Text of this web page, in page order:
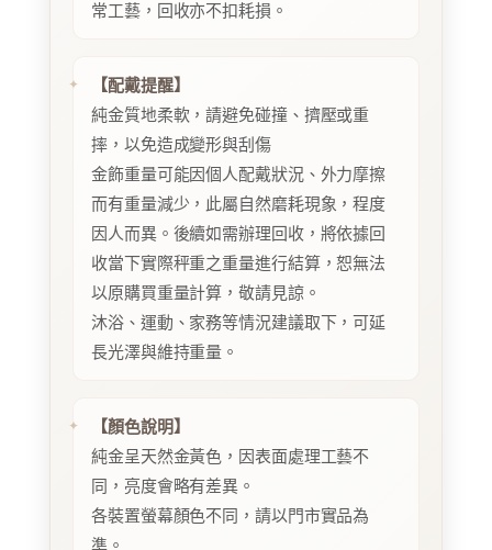
常工藝，回收亦不扣耗損。
【配戴提醒】
純金質地柔軟，請避免碰撞、擠壓或重
摔，以免造成變形與刮傷
金飾重量可能因個人配戴狀況、外力摩擦
而有重量減少，此屬自然磨耗現象，程度
因人而異。後續如需辦理回收，將依據回
收當下實際秤重之重量進行結算，恕無法
以原購買重量計算，敬請見諒。
沐浴、運動、家務等情況建議取下，可延
長光澤與維持重量。
【顏色說明】
純金呈天然金黃色，因表面處理工藝不
同，亮度會略有差異。
各裝置螢幕顏色不同，請以門市實品為
準。